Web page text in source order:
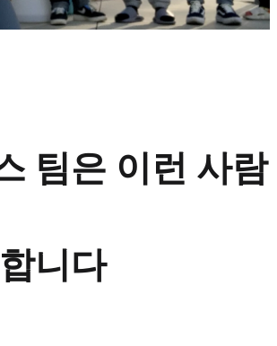
팀은 이런 사람
니다